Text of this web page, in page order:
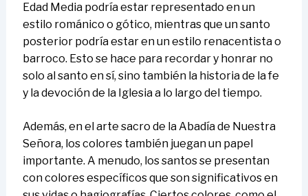
Edad Media podría estar representado en un
estilo románico o gótico, mientras que un santo
posterior podría estar en un estilo renacentista o
barroco. Esto se hace para recordar y honrar no
solo al santo en sí, sino también la historia de la fe
y la devoción de la Iglesia a lo largo del tiempo.
Además, en el arte sacro de la Abadía de Nuestra
Señora, los colores también juegan un papel
importante. A menudo, los santos se presentan
con colores específicos que son significativos en